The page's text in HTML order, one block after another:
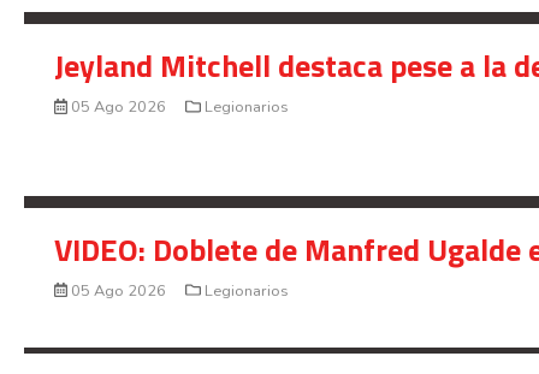
Jeyland Mitchell destaca pese a la
05 Ago 2026 Legionarios
VIDEO: Doblete de Manfred
05 Ago 2026 Legionarios